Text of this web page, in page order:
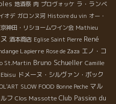
地酒祭 肉 プロヴォッケ ラ・ランベ
オデ ガロンヌ河 Histoire du vin オー・
神田・リショームワイン会 Mathieu
酒本商店 Eglise Saint Pierre René
Lapierre Rose de Zaza エノ・コ
St.Martin Bruno Schueller Camille
ドメーヌ・シルヴァン・ボック
SLOW FOOD Bonne Peche マル
フ Clos Massotte Club Passion du